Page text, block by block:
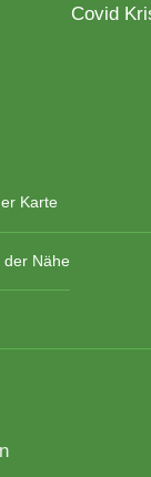
Covid
Karte
der Nähe